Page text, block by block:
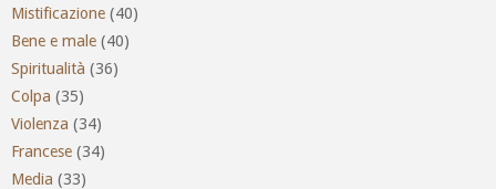
Mistificazione (40)
Bene e male (40)
Spiritualità (36)
Colpa (35)
Violenza (34)
Francese (34)
Media (33)